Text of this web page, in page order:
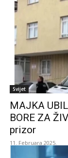
Svijet
MAJKA
BORE ZA
prizor
11. Februara 2025.